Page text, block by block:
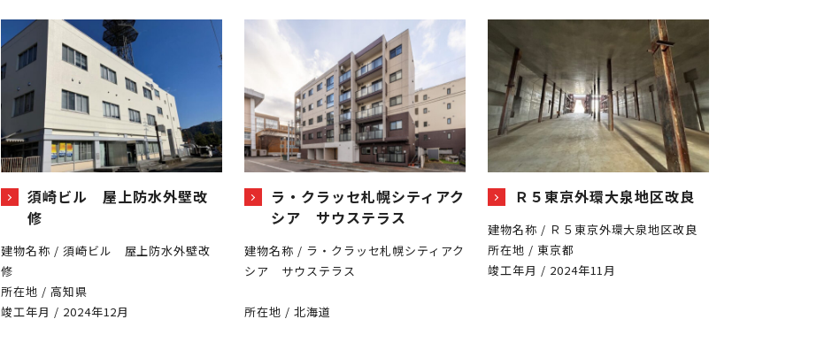
須崎ビル 屋上防水外壁改
修
建物名称 / 須崎ビル 屋上防水外壁改
修
所在地 / 高知県
竣工年月 / 2024年12月
ラ・クラッセ札幌シティアク
シア サウステラス
建物名称 / ラ・クラッセ札幌シティアク
シア サウステラス
所在地 / 北海道
Ｒ５東京外環大泉地区改良
建物名称 / Ｒ５東京外環大泉地区改良
所在地 / 東京都
竣工年月 / 2024年11月